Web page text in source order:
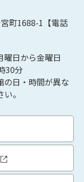
町1688-1【電話
曜日から金曜日
30分
の日・時間が異な
。